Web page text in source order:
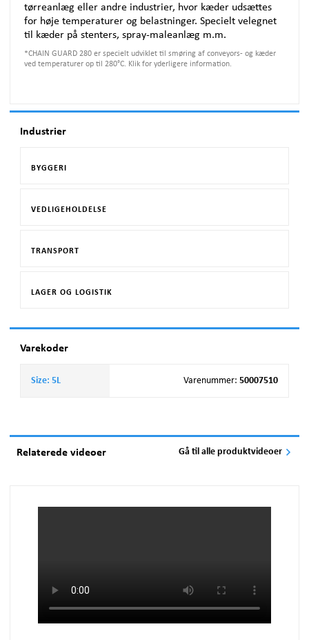
tørreanlæg eller andre industrier, hvor kæder udsættes
for høje temperaturer og belastninger. Specielt velegnet
til kæder på stenters, spray-maleanlæg m.m.
*CHAIN GUARD 280 er specielt udviklet til smøring af conveyors- og kæder
ved temperaturer op til 280°C. Klik for yderligere information.
Industrier
BYGGERI
VEDLIGEHOLDELSE
TRANSPORT
LAGER OG LOGISTIK
Varekoder
Size: 5L Varenummer: 50007510
Relaterede videoer Gå til alle produktvideoer